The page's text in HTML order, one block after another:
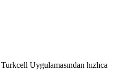
Uygulamasından hızlıca